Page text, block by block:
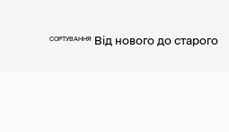
СОРТУВАННЯ Від нового до старого